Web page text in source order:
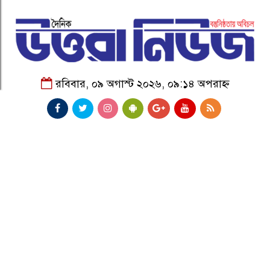
রবিবার, ০৯ অগাস্ট ২০২৬, ০৯:১৪ অপরাহ্ন